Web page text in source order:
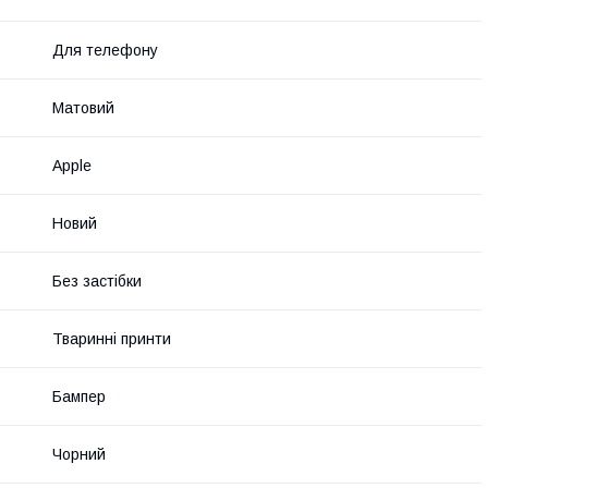
Для телефону
Матовий
Apple
Новий
Без застібки
Тваринні принти
Бампер
Чорний